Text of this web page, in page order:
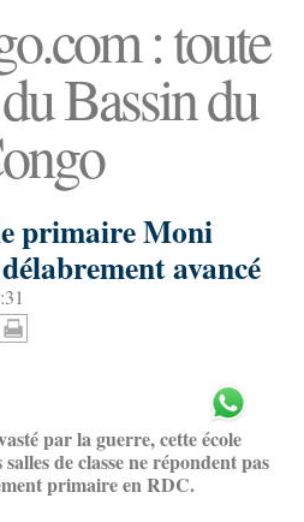
: toute
Bassin du
primaire Moni
avancé
par la guerre, cette école
de classe ne répondent pas
primaire en RDC.